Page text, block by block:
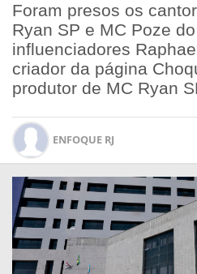
Foram presos os
Ryan SP e MC Poze
influenciadores
criador da página
produtor de MC Ryan
ENFOQUE RJ